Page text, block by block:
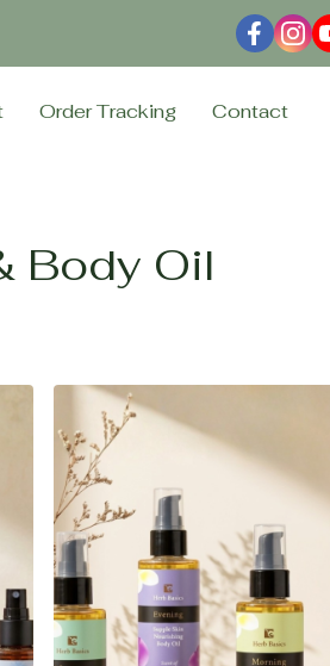
Order Tracking Contact
Body Oil